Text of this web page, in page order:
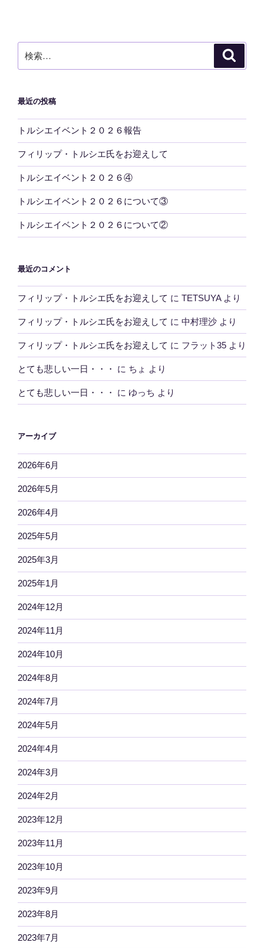
ン
索:
最近の投稿
トルシエイベント２０２６報告
フィリップ・トルシエ氏をお迎えして
トルシエイベント２０２６④
トルシエイベント２０２６について③
トルシエイベント２０２６について②
最近のコメント
フィリップ・トルシエ氏をお迎えして に TETSUYAより
フィリップ・トルシエ氏をお迎えして に 中村理沙 より
フィリップ・トルシエ氏をお迎えして に フラット35 より
とても悲しい一日・・・ に ちょ より
とても悲しい一日・・・ に ゆっち より
アーカイブ
2026年6月
2026年5月
2026年4月
2025年5月
2025年3月
2025年1月
2024年12月
2024年11月
2024年10月
2024年8月
2024年7月
2024年5月
2024年4月
2024年3月
2024年2月
2023年12月
2023年11月
2023年10月
2023年9月
2023年8月
2023年7月